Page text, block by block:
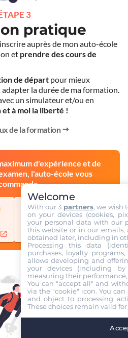
3
pratique
auprès de mon auto-école
et prendre des cours de
de départ pour mieux
la durée de ma formation.
un simulateur et/ou en
et à moi la liberté !
de la formation
d'expérience et de
l'auto-école vous
Dès 18 ans
Conduite
supervisée
Welcome
With our 3 partners, we wish
on your devices (cookies,
your personal data with our
this website or in our emails,
obtained later, including in
Processing this data
purchases, loyalty
allows developing and
your devices (including
measuring their
You can "accept all" and
via the "cookie" icon. You
and object to processing
These choices remain valid